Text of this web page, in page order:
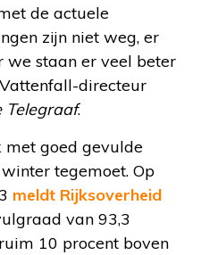
de actuele
zijn niet weg, er
we staan er veel beter
directeur
Telegraaf.
goed gevulde
tegemoet. Op
meldt Rijksoverheid
van 93,3
10 procent boven